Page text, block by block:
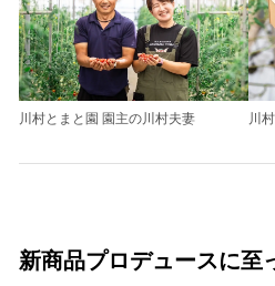
川村とまと園 園主の川村夫妻 川
新商品プロデュースに至